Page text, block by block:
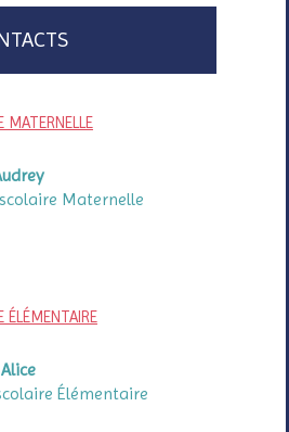
MATERNELLE
Maternelle
ÉLÉMENTAIRE
Alice
Élémentaire